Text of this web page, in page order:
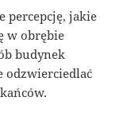
percepcję, jakie
w obrębie
budynek
odzwierciedlać